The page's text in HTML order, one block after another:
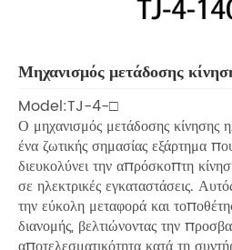
Μηχανισμός μετάδοσης
Model:TJ-4-□
Ο μηχανισμός μετάδοσης κίνησης
ένα ζωτικής σημασίας εξάρτημα
διευκολύνει την απρόσκοπτη
σε ηλεκτρικές εγκαταστάσεις.
την εύκολη μεταφορά και
διανομής, βελτιώνοντας την